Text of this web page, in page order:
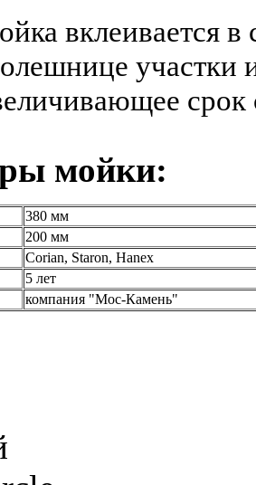
вклеивается
участки
мойки:
380 мм
200 мм
Corian, Staron, Hanex
5 лет
компания "Мос-Камень"